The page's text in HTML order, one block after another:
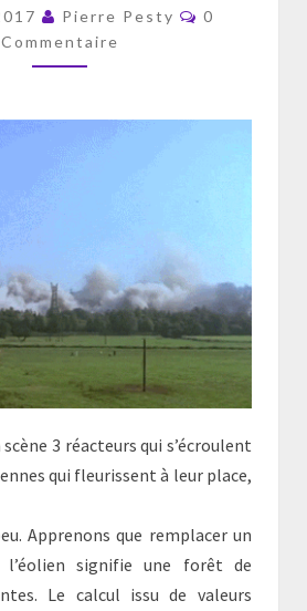
CERCLE
Pierre Pesty
0
Commentaire
3 réacteurs qui s’écroulent
qui fleurissent à leur place,
Apprenons que remplacer un
l’éolien signifie une forêt de
Le calcul issu de valeurs